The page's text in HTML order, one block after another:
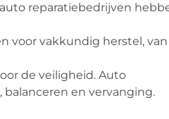
reparatiebedrijven
voor vakkundig herstel, van
de veiligheid. Auto
en vervanging.